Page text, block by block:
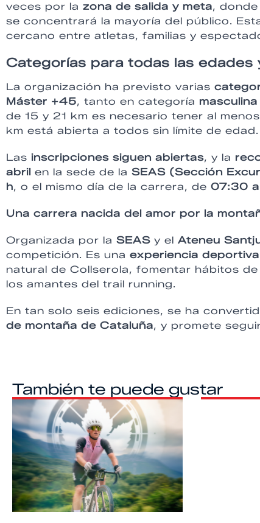
veces por la zona de salida y meta,
se concentrará la mayoría del público.
cercano entre atletas, familias y
Categorías para todas las edades
La organización ha previsto varias
Máster +45, tanto en categoría
de 15 y 21 km es necesario tener al menos
km está abierta a todos sin límite de edad.
Las inscripciones siguen abiertas, y la
abril en la sede de la SEAS (Sección
h, o el mismo día de la carrera, de 07:30
Una carrera nacida del amor por la
Organizada por la SEAS y el Ateneu
competición. Es una experiencia
natural de Collserola, fomentar hábitos
los amantes del trail running.
En tan solo seis ediciones, se ha
de montaña de Cataluña, y promete
También te puede gustar